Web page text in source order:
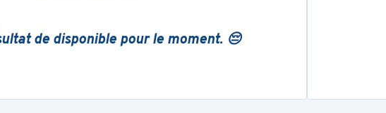
de disponible pour le moment. 😔